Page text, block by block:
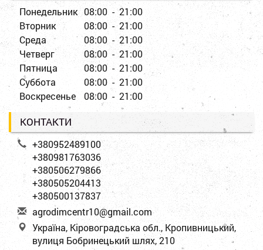
Понедельник 08:00 - 21:00
Вторник
08:00 - 21:00
Среда
08:00 - 21:00
Четверг
08:00 - 21:00
Пятница
08:00 - 21:00
Суббота
08:00 - 21:00
Воскресенье
08:00 - 21:00
КОНТАКТИ
+380952489100
+380981763036
+380506279866
+380505204413
+380500137837
agrodimcentr10@gmail.com
Україна, Кіровоградська обл., Кропивницький,
вулиця Бобринецький шлях, 210